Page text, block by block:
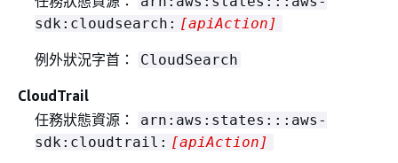
sdk:cloudsearch: [apiAction]
例外狀況字首： CloudSearch
CloudTrail
任務狀態資源：
arn:aws:states:::aws-
sdk:cloudtrail: [apiAction]